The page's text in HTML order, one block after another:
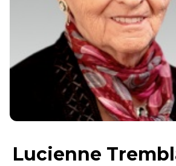
Lucienne